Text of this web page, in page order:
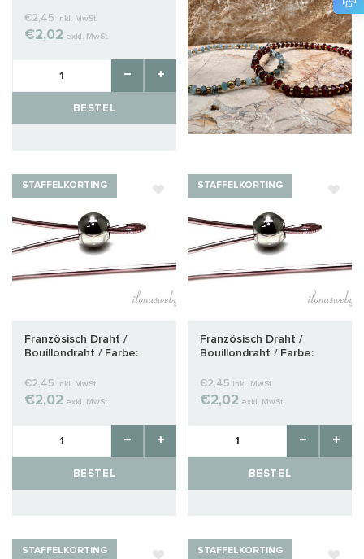
€2,45 Inkl. MwSt.
€2,02 exkl. MwSt.
BESTEL
STAFFELKORTING
Französisch Draht /
Bouillondraht / Farbe:
€2,45 Inkl. MwSt.
€2,02 exkl. MwSt.
BESTEL
STAFFELKORTING
Französisch Draht /
Bouillondraht / Farbe:
€2,45 Inkl. MwSt.
€2,02 exkl. MwSt.
BESTEL
STAFFELKORTING STAFFELKORTING